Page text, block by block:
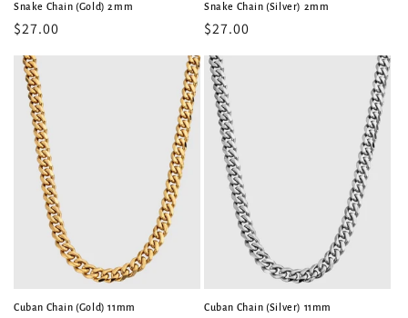
Snake Chain (Gold) 2mm
常
规
价
格
$27.00
Snake Chain (Silver) 2mm
常
规
价
格
$27.00
Cuban Chain (Gold) 11mm Cuban Chain (Silver) 11mm